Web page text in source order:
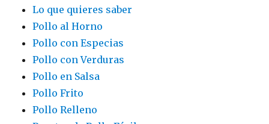
Lo que quieres saber
Pollo al Horno
Pollo con Especias
Pollo con Verduras
Pollo en Salsa
Pollo Frito
Pollo Relleno